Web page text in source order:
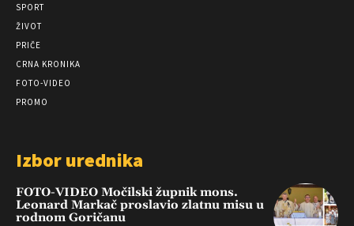
SPORT
ŽIVOT
PRIČE
CRNA KRONIKA
FOTO-VIDEO
PROMO
Izbor urednika
FOTO-VIDEO Močilski župnik mons.
Leonard Markač proslavio zlatnu misu u
rodnom Goričanu